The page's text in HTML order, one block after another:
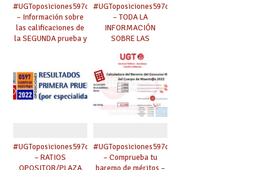
#UGToposiciones597clm2022
– Información sobre
las calificaciones de
la SEGUNDA prueba y
Reclamaciones.
#UGToposiciones597clm2022
– TODA LA
INFORMACIÓN
SOBRE LAS
MAESTR@S DE
CASTILLA-LA
MANCHA 2022
#UGToposiciones597clm2022
– RATIOS
OPOSITOR/PLAZA
#UGToposiciones597clm2022
– Comprueba tu
baremo de méritos –